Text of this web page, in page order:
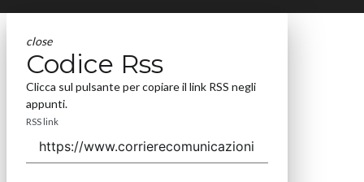
close
Codice Rss
Clicca sul pulsante per copiare il link RSS negli
appunti.
RSS link